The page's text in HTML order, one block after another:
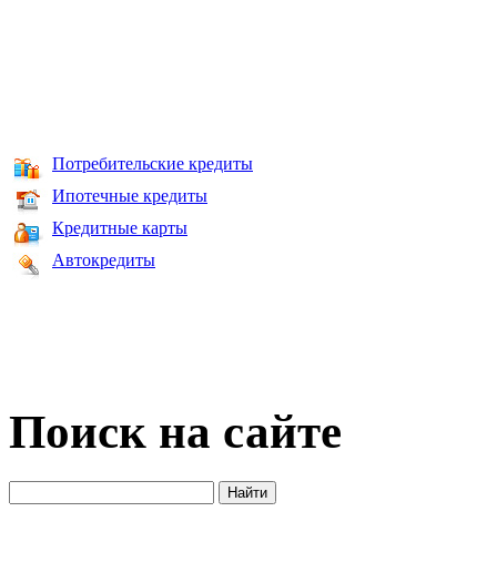
Потребительские кредиты
Ипотечные кредиты
Кредитные карты
Автокредиты
Поиск на сайте